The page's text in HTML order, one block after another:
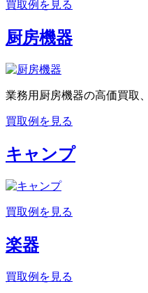
買取例を見る
厨房機器
業務用厨房機器の高価買取
買取例を見る
キャンプ
買取例を見る
楽器
買取例を見る